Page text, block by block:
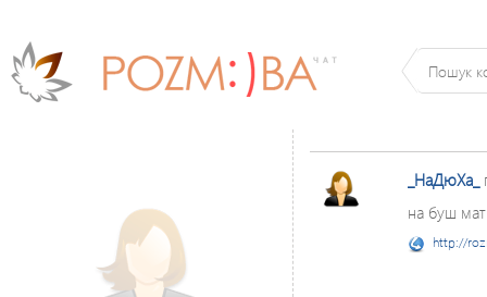
_НаДюХа_
на буш
http://